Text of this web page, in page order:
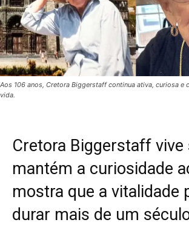
Aos 106 anos, Cretora Biggerstaff continua ativa, curiosa e
vida.
Cretora Biggerstaff vive
mantém a curiosidade
mostra que a vitalidade
durar mais de um